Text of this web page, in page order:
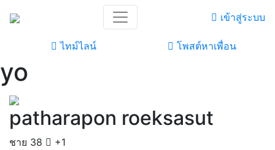
เข้าสู่ระบบ
ไทม์ไลน์ โพสต์หาเพื่อน
yo
patharapon roeksasut
ชาย 38
+1